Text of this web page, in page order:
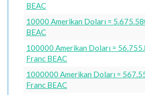
BEAC
10000 Amerikan Doları =
BEAC
100000 Amerikan Doları =
Franc BEAC
1000000 Amerikan Doları =
Franc BEAC